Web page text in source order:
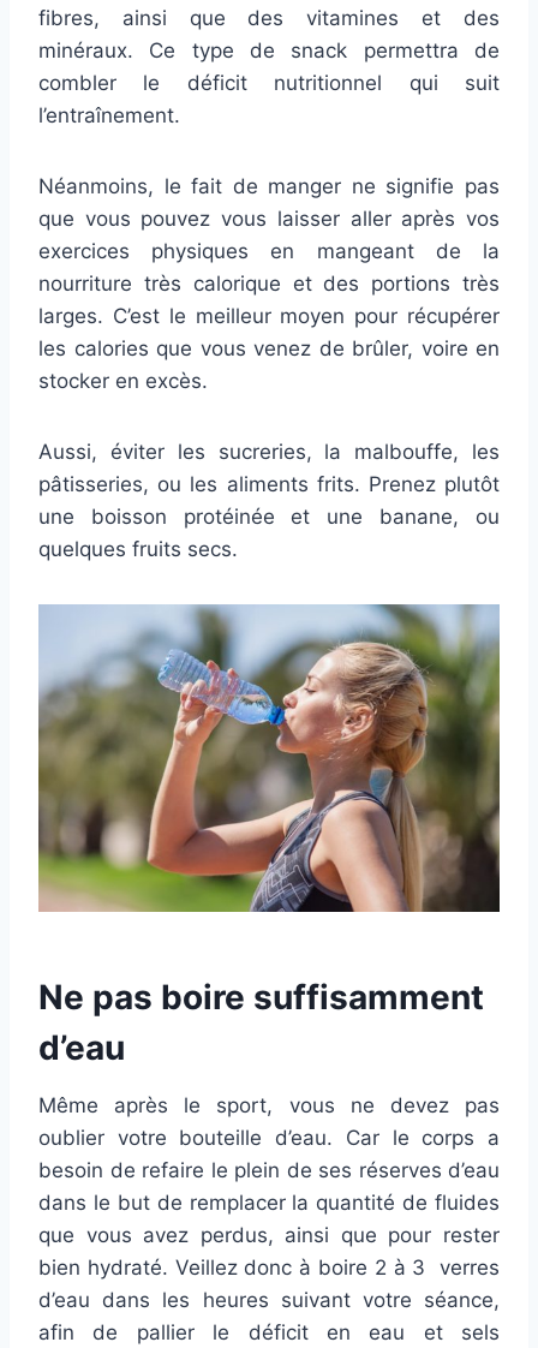
fibres, ainsi que des vitamines et des
minéraux. Ce type de snack permettra de
combler le déficit nutritionnel qui suit
l’entraînement.
Néanmoins, le fait de manger ne signifie pas
que vous pouvez vous laisser aller après vos
exercices physiques en mangeant de la
nourriture très calorique et des portions très
larges. C’est le meilleur moyen pour récupérer
les calories que vous venez de brûler, voire en
stocker en excès.
Aussi, éviter les sucreries, la malbouffe, les
pâtisseries, ou les aliments frits. Prenez plutôt
une boisson protéinée et une banane, ou
quelques fruits secs.
Ne pas boire suffisamment
d’eau
Même après le sport, vous ne devez pas
oublier votre bouteille d’eau. Car le corps a
besoin de refaire le plein de ses réserves d’eau
dans le but de remplacer la quantité de fluides
que vous avez perdus, ainsi que pour rester
bien hydraté. Veillez donc à boire 2 à 3 verres
d’eau dans les heures suivant votre séance,
afin de pallier le déficit en eau et sels